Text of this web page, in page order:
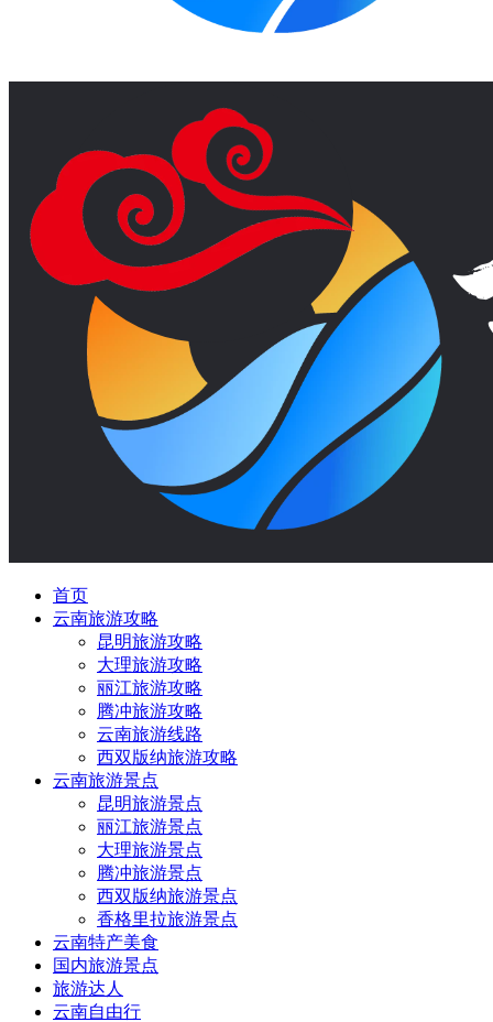
首页
云南旅游攻略
昆明旅游攻略
大理旅游攻略
丽江旅游攻略
腾冲旅游攻略
云南旅游线路
西双版纳旅游攻略
云南旅游景点
昆明旅游景点
丽江旅游景点
大理旅游景点
腾冲旅游景点
西双版纳旅游景点
香格里拉旅游景点
云南特产美食
国内旅游景点
旅游达人
云南自由行